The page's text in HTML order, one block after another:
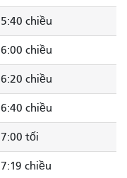
5:40 chiều
6:00 chiều
6:20 chiều
6:40 chiều
7:00 tối
7:19 chiều